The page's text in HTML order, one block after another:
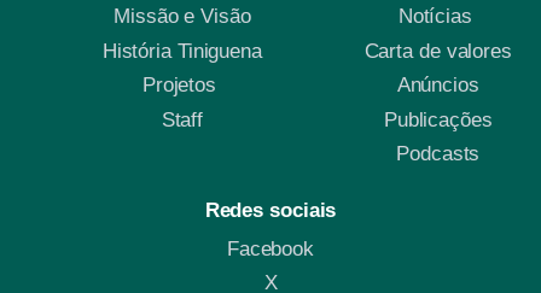
Missão e Visão
História Tiniguena
Projetos
Staff
Notícias
Carta de valores
Anúncios
Publicações
Podcasts
Redes sociais
Facebook
X